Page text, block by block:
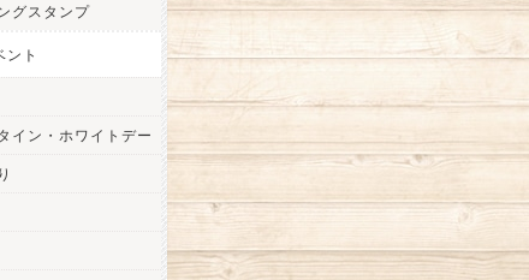
グスタンプ
ント
イン・ホワイトデー